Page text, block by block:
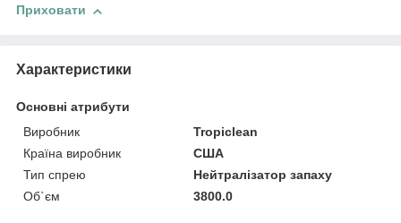
Приховати
Характеристики
Основні атрибути
Виробник
Tropiclean
Країна виробник
США
Тип спрею
Нейтралізатор запаху
Об`єм
3800.0